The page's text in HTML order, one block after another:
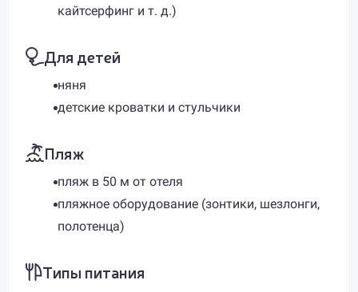
кайтсерфинг и т. д.)
Для детей
няня
детские кроватки и стульчики
Пляж
пляж в 50 м от отеля
пляжное оборудование (зонтики, шезлонги,
полотенца)
Типы питания